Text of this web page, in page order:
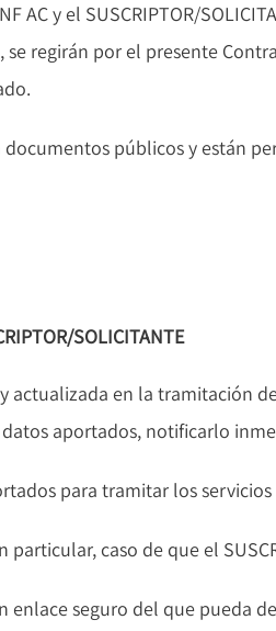
AC y el SUSCRIPTOR/
se regirán por el presente
documentos públicos y están
SOLICITANTE
actualizada en la tramitación
aportados, notificarlo
para tramitar los
particular, caso de que el
enlace seguro del que pueda